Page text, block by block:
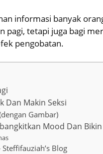
informasi banyak
pagi, tetapi juga bagi
pengobatan.
Dan Makin Seksi
Gambar)
Mood Dan
Blog